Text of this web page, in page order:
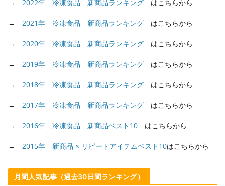
→ 2022年 冷凍食品 新商品ランキング はこちらから
→ 2021年 冷凍食品 新商品ランキング はこちらから
→ 2020年 冷凍食品 新商品ランキング はこちらから
→ 2019年 冷凍食品 新商品ランキング はこちらから
→ 2018年 冷凍食品 新商品ランキング はこちらから
→ 2017年 冷凍食品 新商品ランキング はこちらから
→ 2016年 冷凍食品 新商品ベスト10 はこちらから
→ 2015年 新商品 × リピートアイテムベスト10はこちらから
月間人気記事（過去30日間ランキング）